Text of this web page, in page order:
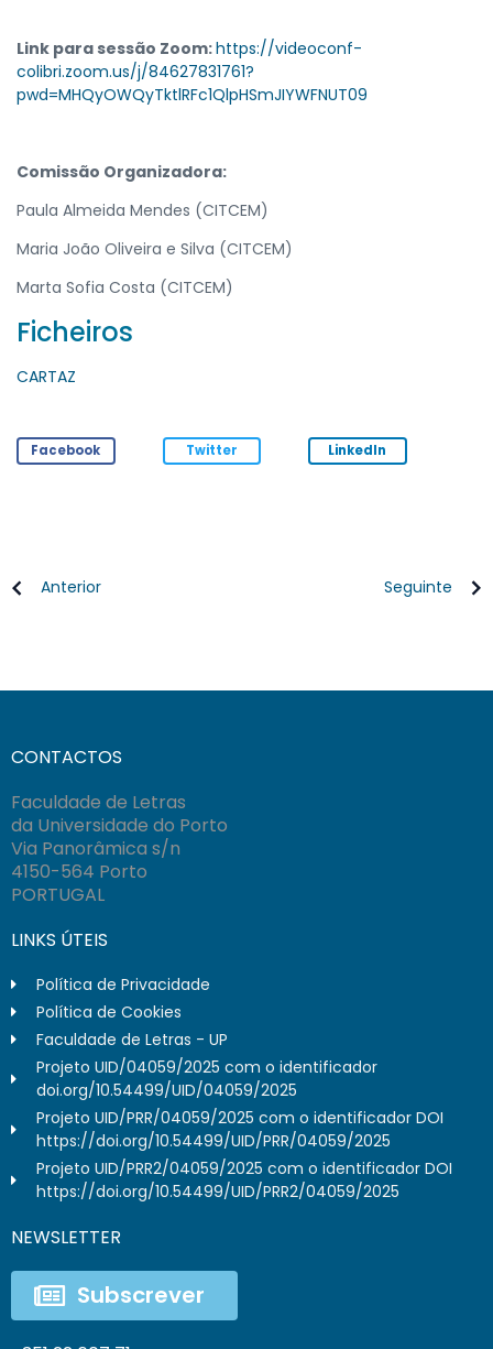
Link para sessão Zoom:https://videoconf-
colibri.zoom.us/j/84627831761?
pwd=MHQyOWQyTktlRFc1QlpHSmJIYWFNUT09
Comissão Organizadora:
Paula Almeida Mendes (CITCEM)
Maria João Oliveira e Silva (CITCEM)
Marta Sofia Costa (CITCEM)
Ficheiros
CARTAZ
Facebook Twitter LinkedIn
Anterior Seguinte
CONTACTOS
Faculdade de Letras
da Universidade do Porto
Via Panorâmica s/n
4150-564 Porto
PORTUGAL
LINKS ÚTEIS
Política de Privacidade
Política de Cookies
Faculdade de Letras - UP
Projeto UID/04059/2025 com o identificador
doi.org/10.54499/UID/04059/2025
Projeto UID/PRR/04059/2025 com o identificador DOI
https://doi.org/10.54499/UID/PRR/04059/2025
Projeto UID/PRR2/04059/2025 com o identificador DOI
https://doi.org/10.54499/UID/PRR2/04059/2025
NEWSLETTER
Subscrever